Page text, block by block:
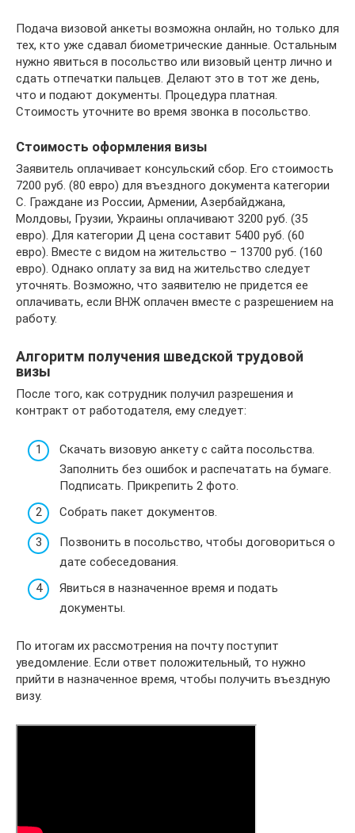
Подача визовой анкеты возможна онлайн, но только для
тех, кто уже сдавал биометрические данные. Остальным
нужно явиться в посольство или визовый центр лично и
сдать отпечатки пальцев. Делают это в тот же день,
что и подают документы. Процедура платная.
Стоимость уточните во время звонка в посольство.
Стоимость оформления визы
Заявитель оплачивает консульский сбор. Его стоимость
7200 руб. (80 евро) для въездного документа категории
С. Граждане из России, Армении, Азербайджана,
Молдовы, Грузии, Украины оплачивают 3200 руб. (35
евро). Для категории Д цена составит 5400 руб. (60
евро). Вместе с видом на жительство – 13700 руб. (160
евро). Однако оплату за вид на жительство следует
уточнять. Возможно, что заявителю не придется ее
оплачивать, если ВНЖ оплачен вместе с разрешением на
работу.
Алгоритм получения шведской трудовой
визы
После того, как сотрудник получил разрешения и
контракт от работодателя, ему следует:
Скачать визовую анкету с сайта посольства.
Заполнить без ошибок и распечатать на бумаге.
Подписать. Прикрепить 2 фото.
Собрать пакет документов.
Позвонить в посольство, чтобы договориться о
дате собеседования.
Явиться в назначенное время и подать
документы.
По итогам их рассмотрения на почту поступит
уведомление. Если ответ положительный, то нужно
прийти в назначенное время, чтобы получить въездную
визу.